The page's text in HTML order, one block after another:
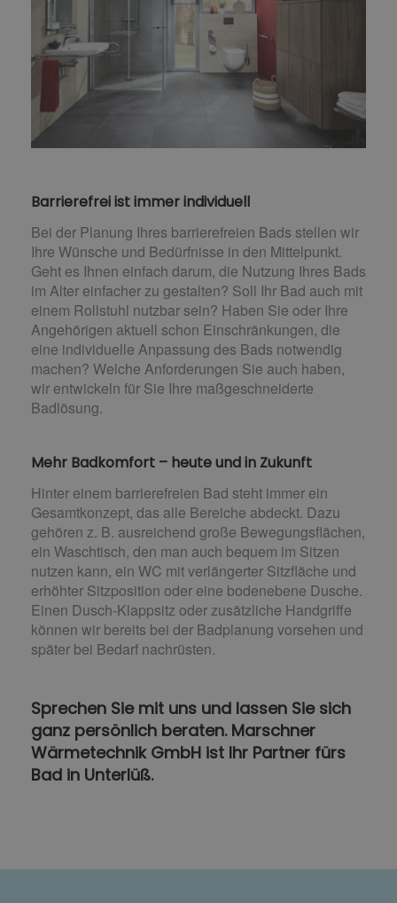
Barrierefrei ist immer individuell
Bei der Planung Ihres barrierefreien Bads stellen wir
Ihre Wünsche und Bedürfnisse in den Mittelpunkt.
Geht es Ihnen einfach darum, die Nutzung Ihres Bads
im Alter einfacher zu gestalten? Soll Ihr Bad auch mit
einem Rollstuhl nutzbar sein? Haben Sie oder Ihre
Angehörigen aktuell schon Einschränkungen, die
eine individuelle Anpassung des Bads notwendig
machen? Welche Anforderungen Sie auch haben,
wir entwickeln für Sie Ihre maßgeschneiderte
Badlösung.
Mehr Badkomfort – heute und in Zukunft
Hinter einem barrierefreien Bad steht immer ein
Gesamtkonzept, das alle Bereiche abdeckt. Dazu
gehören z. B. ausreichend große Bewegungsflächen,
ein Waschtisch, den man auch bequem im Sitzen
nutzen kann, ein WC mit verlängerter Sitzfläche und
erhöhter Sitzposition oder eine bodenebene Dusche.
Einen Dusch-Klappsitz oder zusätzliche Handgriffe
können wir bereits bei der Badplanung vorsehen und
später bei Bedarf nachrüsten.
Sprechen Sie mit uns und lassen Sie sich
ganz persönlich beraten. Marschner
Wärmetechnik GmbH ist Ihr Partner fürs
Bad in Unterlüß.